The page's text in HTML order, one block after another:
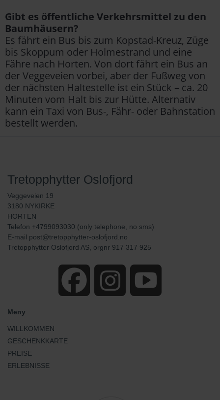
Gibt es öffentliche Verkehrsmittel zu den
Baumhäusern?
Es fährt ein Bus bis zum Kopstad-Kreuz, Züge
bis Skoppum oder Holmestrand und eine
Fähre nach Horten. Von dort fährt ein Bus an
der Veggeveien vorbei, aber der Fußweg von
der nächsten Haltestelle ist ein Stück – ca. 20
Minuten vom Halt bis zur Hütte. Alternativ
kann ein Taxi von Bus-, Fähr- oder Bahnstation
bestellt werden.
Tretopphytter Oslofjord
Veggeveien 19
3180 NYKIRKE
HORTEN
Telefon +4799093030 (only telephone, no sms)
E-mail post@tretopphytter-oslofjord.no
Tretopphytter Oslofjord AS, orgnr 917 317 925
Meny
WILLKOMMEN
GESCHENKKARTE
PREISE
ERLEBNISSE